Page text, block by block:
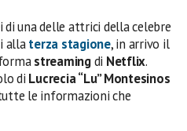
una delle attrici della celebre
allaterza stagione, in arrivo il
streamingdi Netflix.
di Lucrecia “Lu” Montesinos
le informazioni che